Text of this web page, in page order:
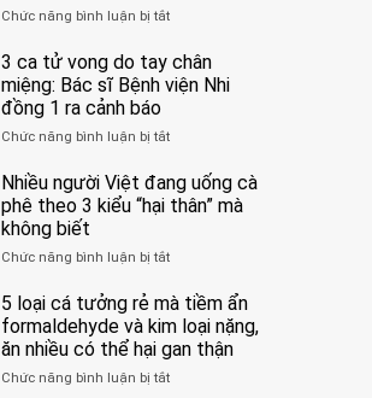
bỏ
hoàn
vì
bỏ
cảm
này
suốt
bác
“Xoắn
900
độ,
không
kịp
Chức năng bình luận bị tắtở
đàn
ông
vì…
quá
mạnh
vệ
4
nhóm
người
được
bác
3 ca tử vong do tay chân
miệng: Bác sĩ Bệnh viện Nhi
đồng 1 ra cảnh báo
Chức năng bình luận bị tắtở
ca
tử
tay
miệng:
Bác
Bệnh
viện
Nhiều người Việt đang uống cà
phê theo 3 kiểu “hại thân” mà
không biết
Chức năng bình luận bị tắtở
người
Việt
đang
uống
cà
5 loại cá tưởng rẻ mà tiềm ẩn
formaldehyde và kim loại nặng,
ăn nhiều có thể hại gan thận
Chức năng bình luận bị tắtở